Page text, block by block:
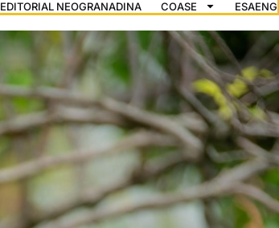
EDITORIAL NEOGRANADINA COASE ESAENG